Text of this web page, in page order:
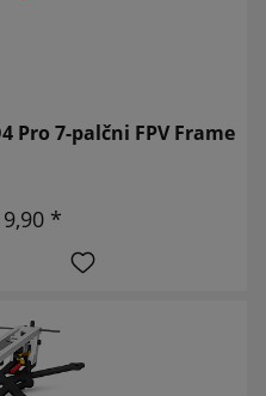
Pro 7-palčni FPV Frame
*